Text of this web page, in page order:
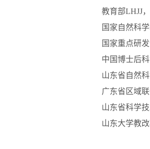
教育部LHJJ
国家自然科
国家重点研
中国博士后
山东省自然
广东省区域
山东省科学
山东大学教